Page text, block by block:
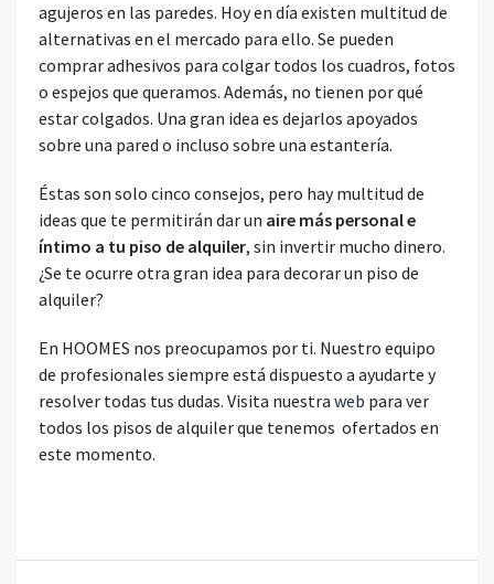
agujeros en las paredes. Hoy en día existen multitud de
alternativas en el mercado para ello. Se pueden
comprar adhesivos para colgar todos los cuadros, fotos
o espejos que queramos. Además, no tienen por qué
estar colgados. Una gran idea es dejarlos apoyados
sobre una pared o incluso sobre una estantería.
Éstas son solo cinco consejos, pero hay multitud de
ideas que te permitirán dar un aire más personal e
íntimo a tu piso de alquiler, sin invertir mucho dinero.
¿Se te ocurre otra gran idea para decorar un piso de
alquiler?
En HOOMES nos preocupamos por ti. Nuestro equipo
de profesionales siempre está dispuesto a ayudarte y
resolver todas tus dudas. Visita nuestra web para ver
todos los pisos de alquiler que tenemos ofertados en
este momento.